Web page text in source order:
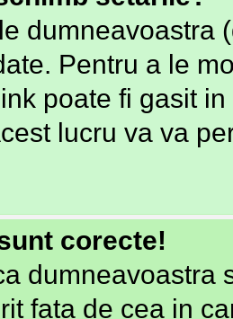
dumneavoastra
Pentru a le
poate fi gasit
lucru va va
corecte!
dumneavoastra
fata de cea in